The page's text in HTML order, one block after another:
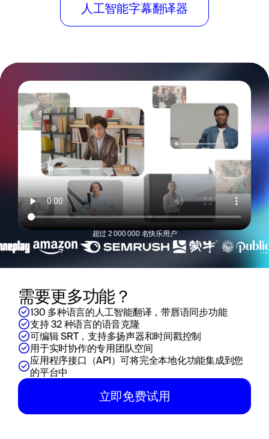
人工智能字幕翻译器
需要更多功能？
130 多种语言的人工智能翻译，带唇语同步功能
支持 32 种语言的语音克隆
可编辑 SRT，支持多扬声器和时间戳控制
用于实时协作的专用团队空间
应用程序接口（API）可将完全本地化功能集成到您
的平台中
立即免费试用
超过 2 000 000 名快乐用户